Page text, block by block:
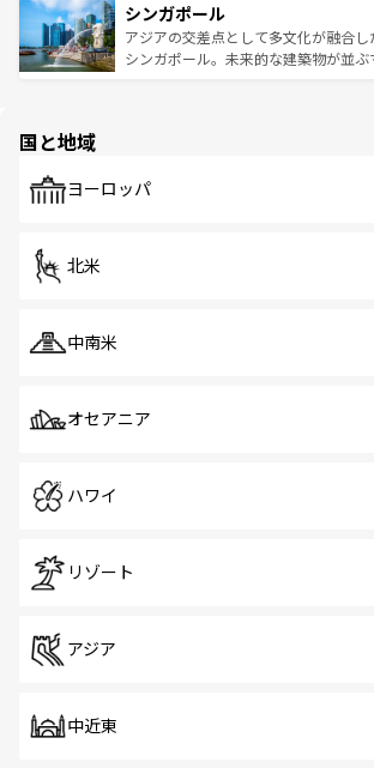
参照してほしい。
激する。気候は一年中温暖で、どの季
が待っている。親しみやすいタイの
た文化、そして多様な観光資源が、
み、どこを訪れても感動するはず。観
ており、効率よく見どころを回れる
うな絶景から文化的な体験まで、香
シンガポール
アジアの交差点として多文化が融合
シンガポール。未来的な建築物が並
で、ホーカーズは地元の風情を楽しめ
国と地域
ヨーロッパ
北米
中南米
オセアニア
ハワイ
リゾート
アジア
中近東